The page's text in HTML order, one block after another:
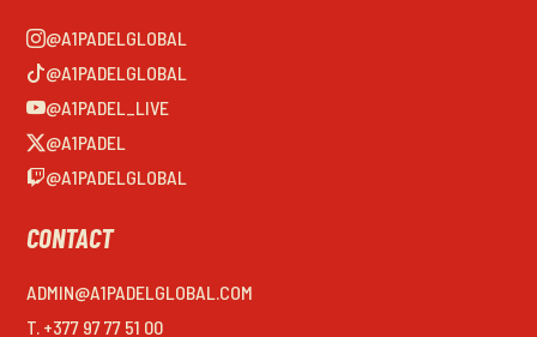
@A1PADELGLOBAL
@A1PADELGLOBAL
@A1PADEL_LIVE
@A1PADEL
@A1PADELGLOBAL
CONTACT
ADMIN@A1PADELGLOBAL.COM
T. +377 97 77 51 00